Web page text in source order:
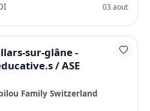
03 aout
sur-glâne -
/ ASE
Family Switzerland